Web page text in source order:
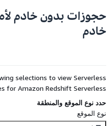
حجوزات بدون خادم
خادم